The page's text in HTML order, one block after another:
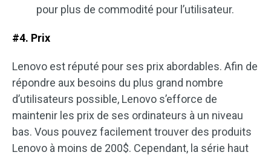
pour plus de commodité pour l’utilisateur.
#4. Prix
Lenovo est réputé pour ses prix abordables. Afin de
répondre aux besoins du plus grand nombre
d’utilisateurs possible, Lenovo s’efforce de
maintenir les prix de ses ordinateurs à un niveau
bas. Vous pouvez facilement trouver des produits
Lenovo à moins de 200$. Cependant, la série haut